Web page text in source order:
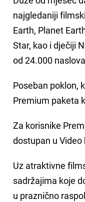
najgledaniji
Earth, Planet
Star, kao i dječiji
od 24.000
Poseban poklon,
Premium paketa
Za korisnike
dostupan u Video
Uz atraktivne
sadržajima koje
u praznično